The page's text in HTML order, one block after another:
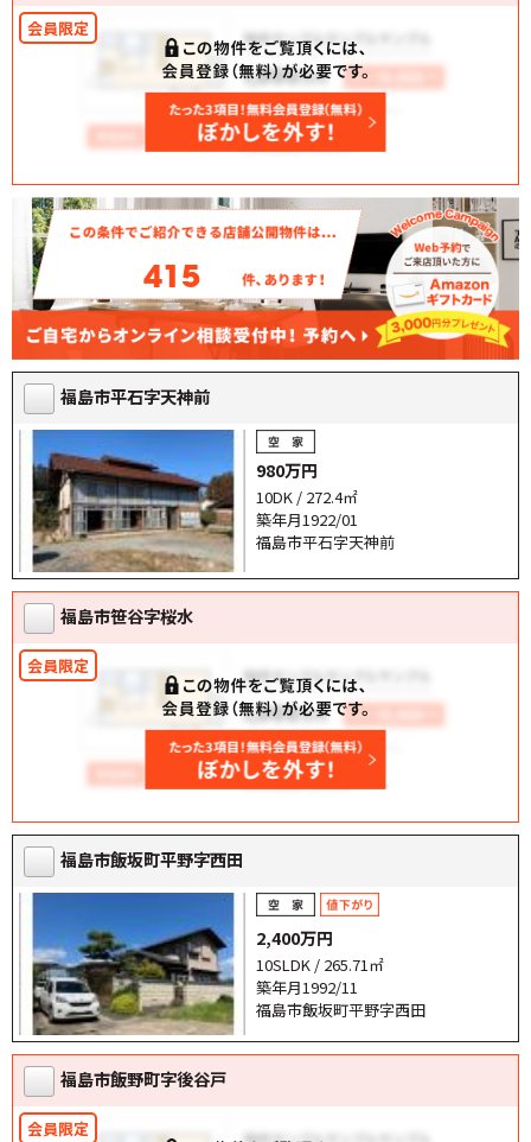
415
福島市平石字天神前
980万円
10DK / 272.4㎡
築年月1922/01
福島市平石字天神前
福島市笹谷字桜水
福島市飯坂町平野字西田
2,400万円
10SLDK / 265.71㎡
築年月1992/11
福島市飯坂町平野字西田
福島市飯野町字後谷戸